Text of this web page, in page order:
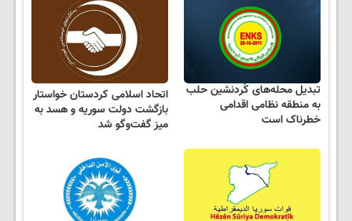
تبدیل محله‌های کُردنشین حلب
به منطقه نظامی اقدامی
خطرناک است
اتحاد اسلامی کردستان خواستار
بازگشت دولت سوریه و هسد به
میز گفت‌وگو شد